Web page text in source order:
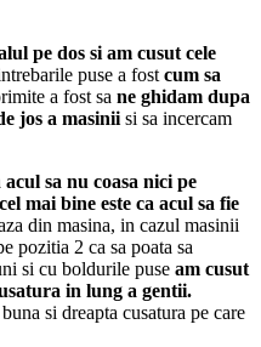
pe dos si am cusut cele
puse a fost cum sa
a fost sa ne ghidam dupa
jos a masinii si sa incercam
acul sa nu coasa nici pe
mai bine este ca acul sa fie
din masina, in cazul masinii
pozitia 2 ca sa poata sa
si cu boldurile puse am cusut
in lung a gentii.
si dreapta cusatura pe care